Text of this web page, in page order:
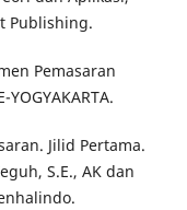
Publishing.
Pemasaran
Jilid Pertama.
S.E., AK dan